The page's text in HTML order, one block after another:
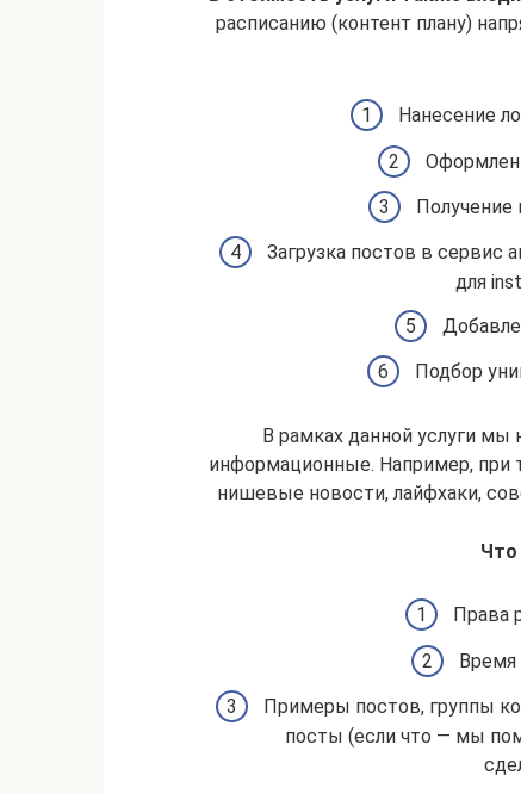
расписанию (контент плану)
Нанесение
Получение
Загрузка постов в сервис
для
Подбор
В рамках данной услуги мы
информационные. Например, при
нишевые новости, лайфхаки,
Что
Права
Время
Примеры постов, группы
посты (если что — мы